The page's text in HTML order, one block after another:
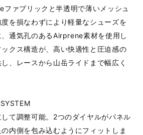
ァブリックと半透明で薄いメッシュ
を損なわずにより軽量なシューズを
通気孔のあるAirprene素材を使用し
クス構造が、高い快適性と圧迫感の
、レースから山岳ライドまで幅広く
て調整可能。2つのダイヤルがパネル
内側を包み込むようにフィットしま